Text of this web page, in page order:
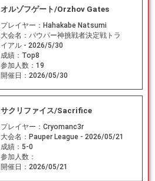
オルゾフゲート/Orzhov Gates
プレイヤー： Hahakabe Natsumi
大会名： パウパー神挑戦者決定戦トラ
イアル - 2026/5/30
成績： Top8
参加人数： 19
開催日： 2026/05/30
サクリファイス/Sacrifice
プレイヤー： Cryomanc3r
大会名： Pauper League - 2026/05/21
成績： 5-0
参加人数：
開催日： 2026/05/21